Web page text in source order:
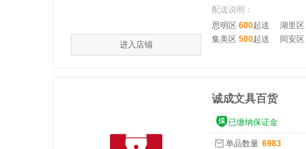
进入店铺
配送说明：
思明区 600起送 湖里区
集美区 500起送 同安区
诚成文具百货
已缴纳保证金
单品数量 6983